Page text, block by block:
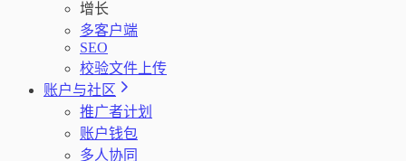
增长
多客户端
SEO
校验文件上传
账户与社区
推广者计划
账户钱包
多人协同